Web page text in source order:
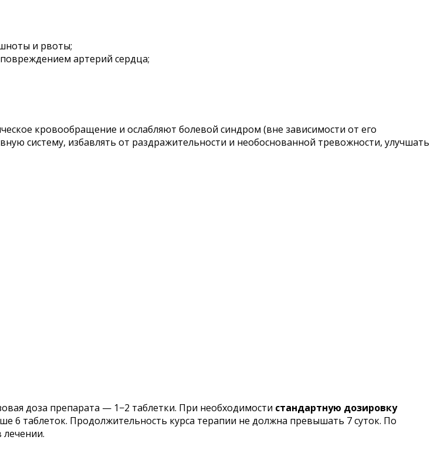
и рвоты;
артерий сердца;
кровообращение и ослабляют болевой синдром (вне зависимости от его
систему, избавлять от раздражительности и необоснованной тревожности, улучшать
доза препарата — 1−2 таблетки. При необходимости стандартную дозировку
6 таблеток. Продолжительность курса терапии не должна превышать 7 суток. По
лечении.